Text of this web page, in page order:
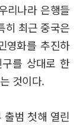
리나라 은행들
히 최근 중국은
영화를 추진하
를 상대로 한
것이다.
범 첫해 열린